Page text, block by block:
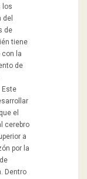
los
del
de
tiene
con la
de
Este
el
cerebro
a
por la
Dentro